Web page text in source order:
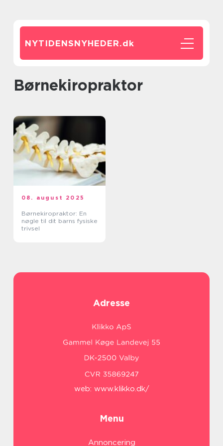
NYTIDENSNYHEDER.dk
børnekiropraktor
08. august 2025
Børnekiropraktor: En
nøgle til dit barns fysiske
trivsel
Adresse
web: www.klikko.dk/
Menu
Annoncering